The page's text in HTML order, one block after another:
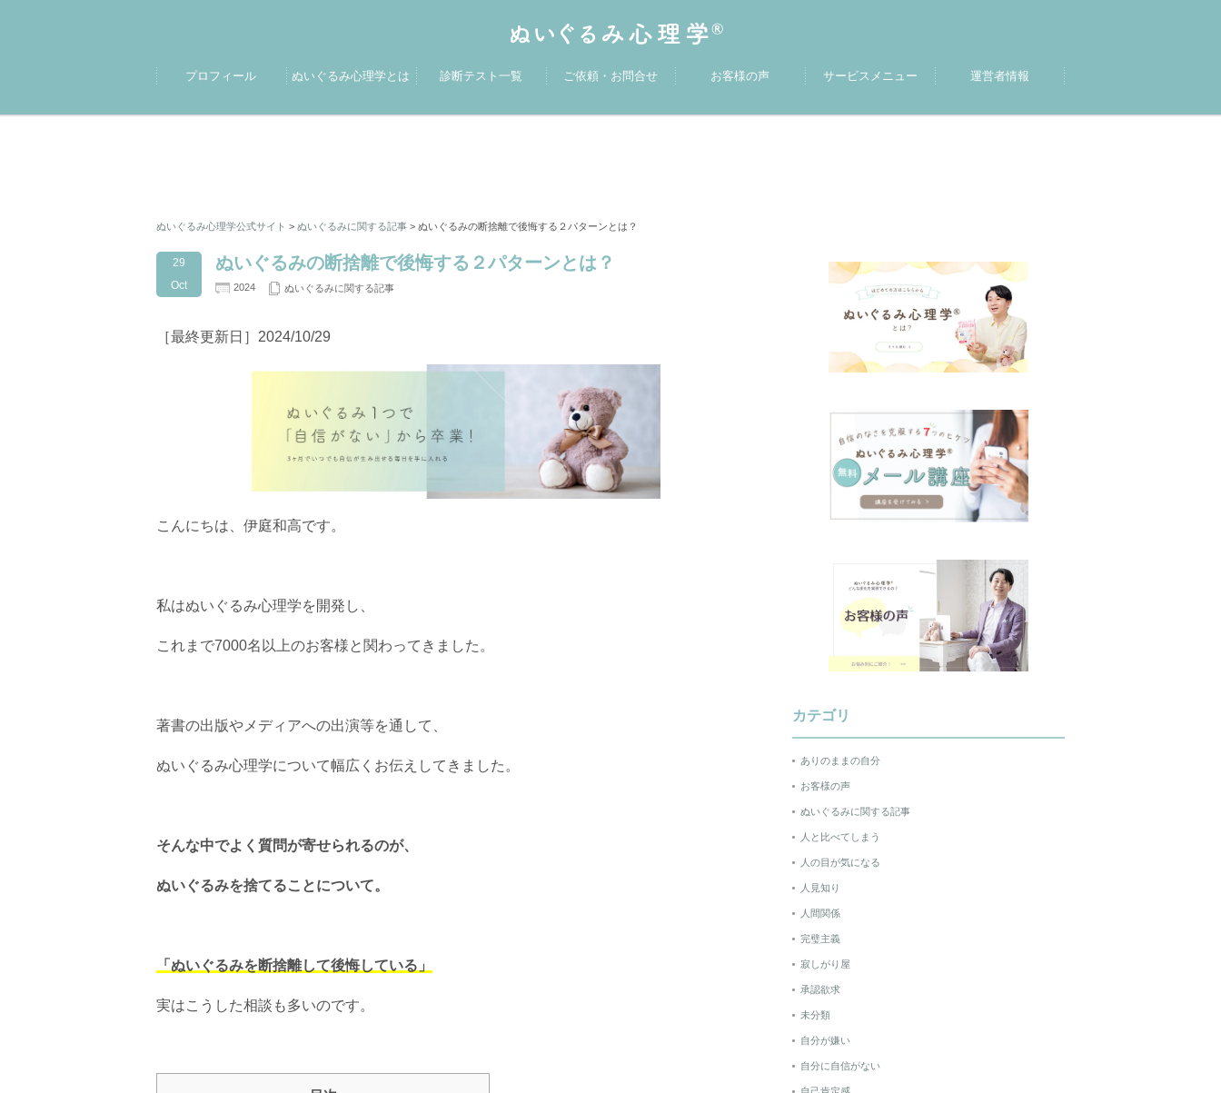
プロフィール ぬいぐるみ心理学とは 診断テスト一覧 ご依頼・お問合せ お客様の声 サービスメニュー 運営者情報
ぬいぐるみ心理学公式サイト > ぬいぐるみに関する記事 > ぬいぐるみの断捨離で後悔する２パターンとは？
29
Oct
ぬいぐるみの断捨離で後悔する２パターンとは？
2024 ぬいぐるみに関する記事
［最終更新日］2024/10/29
こんにちは、伊庭和高です。
私はぬいぐるみ心理学を開発し、
これまで7000名以上のお客様と関わってきました。
著書の出版やメディアへの出演等を通して、
ぬいぐるみ心理学について幅広くお伝えしてきました。
そんな中でよく質問が寄せられるのが、
ぬいぐるみを捨てることについて。
「ぬいぐるみを断捨離して後悔している」
実はこうした相談も多いのです。
カテゴリ
ありのままの自分
お客様の声
ぬいぐるみに関する記事
人と比べてしまう
人の目が気になる
人見知り
人間関係
完璧主義
寂しがり屋
承認欲求
未分類
自分が嫌い
自分に自信がない